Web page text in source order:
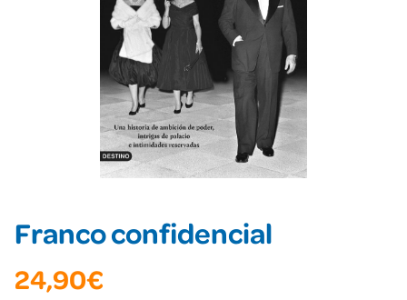
Franco confidencial
24,90€